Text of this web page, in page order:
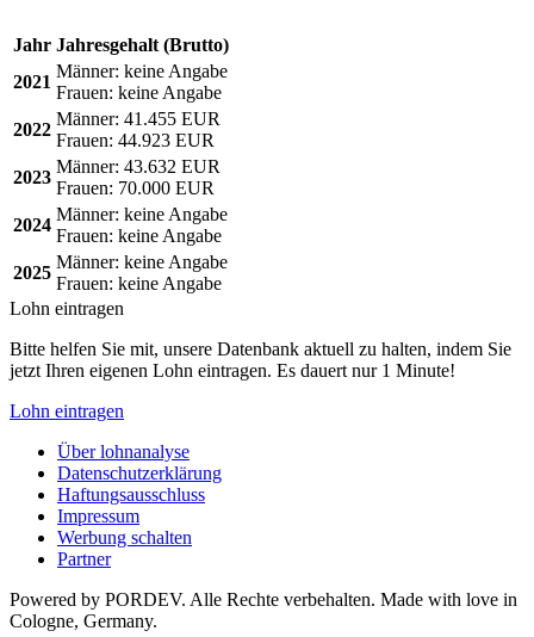
Jahr Jahresgehalt (Brutto)
2021
Männer: keine Angabe
Frauen: keine Angabe
2022
Männer: 41.455 EUR
Frauen: 44.923 EUR
2023
Männer: 43.632 EUR
Frauen: 70.000 EUR
2024
Männer: keine Angabe
Frauen: keine Angabe
2025
Männer: keine Angabe
Frauen: keine Angabe
Lohn eintragen
Bitte helfen Sie mit, unsere Datenbank aktuell zu halten, indem Sie
jetzt Ihren eigenen Lohn eintragen. Es dauert nur 1 Minute!
Lohn eintragen
Über lohnanalyse
Datenschutzerklärung
Haftungsausschluss
Impressum
Werbung schalten
Partner
Powered by PORDEV. Alle Rechte verbehalten. Made with love in
Cologne, Germany.